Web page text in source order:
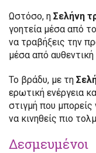
Ωστόσο, η Σελήνη
γοητεία μέσα από
να τραβήξεις την
μέσα από
Το βράδυ, με τη
ερωτική ενέργεια
στιγμή που μπορείς
να κινηθείς πιο
Δεσμευμένοι